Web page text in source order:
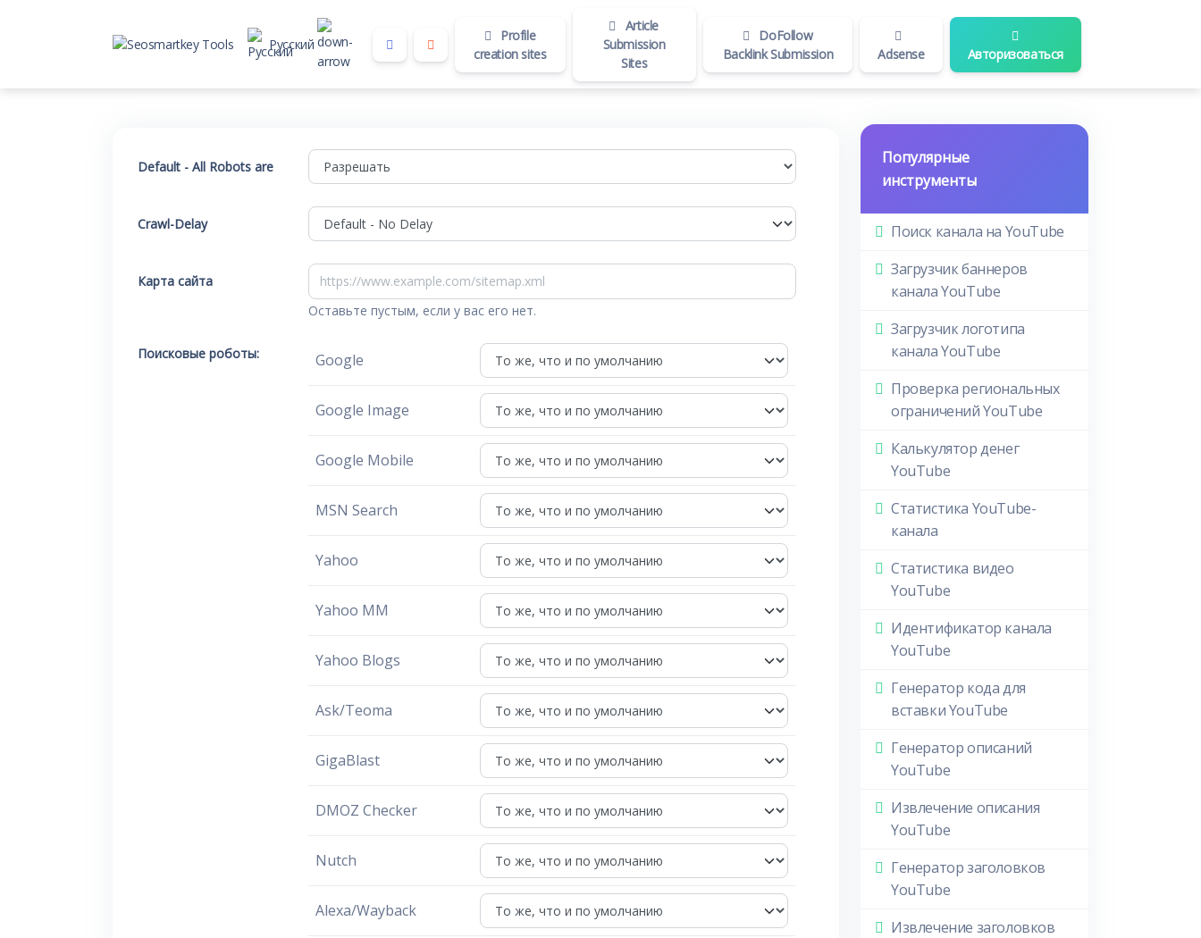
Русский
Profile
creation sites
Article
Submission
Sites
DoFollow
Backlink Submission
Adsense Авторизоваться
Default - All Robots are
Crawl-Delay
Карта сайта
Оставьте пустым, если у вас его нет.
Поисковые роботы: Google
Google Image
Google Mobile
MSN Search
Yahoo
Yahoo MM
Yahoo Blogs
Ask/Teoma
GigaBlast
DMOZ Checker
Nutch
Alexa/Wayback
Популярные
инструменты
Поиск канала на YouTube
Загрузчик баннеров
канала YouTube
Загрузчик логотипа
канала YouTube
Проверка региональных
ограничений YouTube
Калькулятор денег
YouTube
Статистика YouTube-
канала
Статистика видео
YouTube
Идентификатор канала
YouTube
Генератор кода для
вставки YouTube
Генератор описаний
YouTube
Извлечение описания
YouTube
Генератор заголовков
YouTube
Извлечение заголовков